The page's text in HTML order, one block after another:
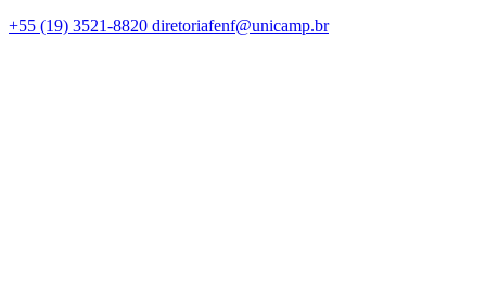
+55 (19) 3521-8820 diretoriafenf@unicamp.br